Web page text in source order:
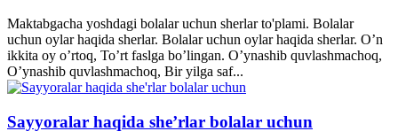
Maktabgacha yoshdagi bolalar uchun sherlar to'plami. Bolalar
uchun oylar haqida sherlar. Bolalar uchun oylar haqida sherlar. O’n
ikkita oy o’rtoq, To’rt faslga bo’lingan. O’ynashib quvlashmachoq,
O’ynashib quvlashmachoq, Bir yilga saf...
Sayyoralar haqida she’rlar bolalar uchun